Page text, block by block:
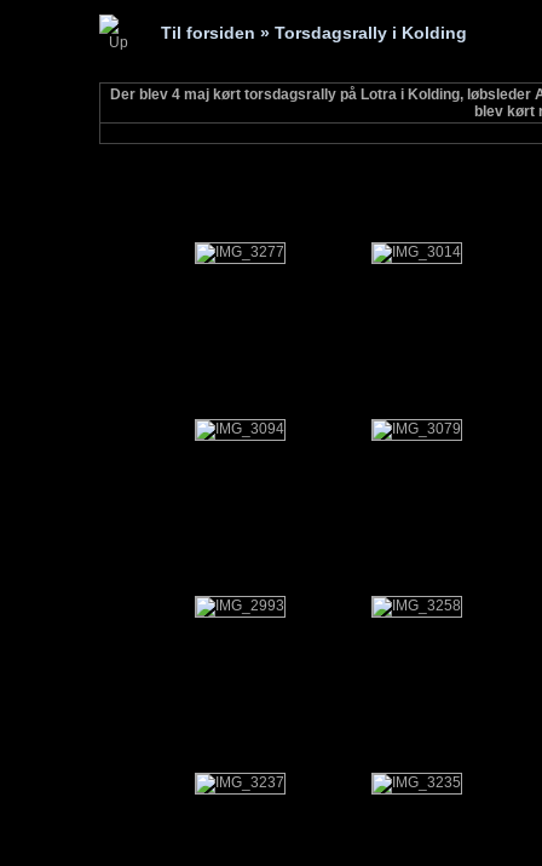
Til forsiden » Torsdagsrally i Kolding
Der blev 4 maj kørt torsdagsrally på Lotra i Kolding,
blev kørt